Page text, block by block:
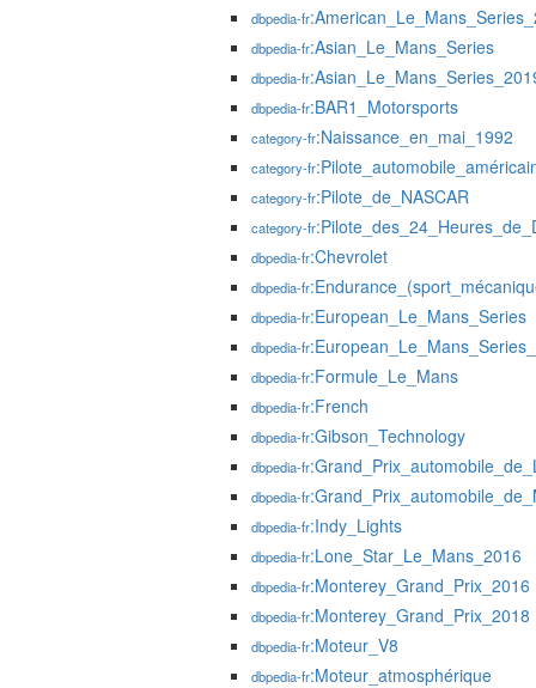
dbpedia-fr
dbpedia-fr:Asian_Le_Mans_Series
dbpedia-fr
dbpedia-fr:BAR1_Motorsports
category-fr:Naissance_en_mai_1992
category-fr
category-fr:Pilote_de_NASCAR
category-fr
dbpedia-fr:Chevrolet
dbpedia-fr
dbpedia-fr:European_Le_Mans_Series
dbpedia-fr
dbpedia-fr:Formule_Le_Mans
dbpedia-fr:French
dbpedia-fr:Gibson_Technology
dbpedia-fr
dbpedia-fr
dbpedia-fr:Indy_Lights
dbpedia-fr:Lone_Star_Le_Mans_2016
dbpedia-fr:Monterey_Grand_Prix_2016
dbpedia-fr:Monterey_Grand_Prix_2018
dbpedia-fr:Moteur_V8
dbpedia-fr:Moteur_atmosphérique